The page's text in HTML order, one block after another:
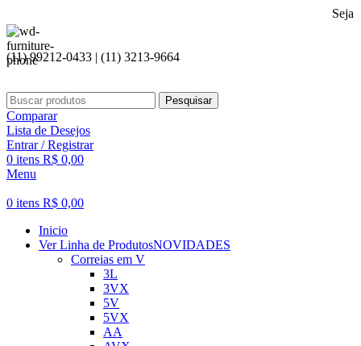
Seja bem
(11) 99212-0433 | (11) 3213-9664
Pesquisar
Comparar
Lista de Desejos
Entrar / Registrar
0 itens R$ 0,00
Menu
0 itens R$ 0,00
Inicio
Ver Linha de ProdutosNOVIDADES
Correias em V
3L
3VX
5V
5VX
AA